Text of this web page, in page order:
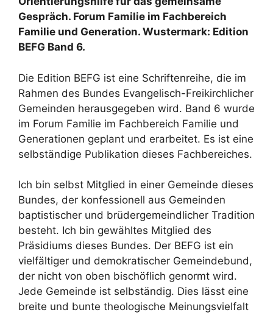
Gespräch. Forum Familie im Fachbereich
Familie und Generation. Wustermark: Edition
BEFG Band 6.
Die Edition BEFG ist eine Schriftenreihe, die im
Rahmen des Bundes Evangelisch-Freikirchlicher
Gemeinden herausgegeben wird. Band 6 wurde
im Forum Familie im Fachbereich Familie und
Generationen geplant und erarbeitet. Es ist eine
selbständige Publikation dieses Fachbereiches.
Ich bin selbst Mitglied in einer Gemeinde dieses
Bundes, der konfessionell aus Gemeinden
baptistischer und brüdergemeindlicher Tradition
besteht. Ich bin gewähltes Mitglied des
Präsidiums dieses Bundes. Der BEFG ist ein
vielfältiger und demokratischer Gemeindebund,
der nicht von oben bischöflich genormt wird.
Jede Gemeinde ist selbständig. Dies lässt eine
breite und bunte theologische Meinungsvielfalt